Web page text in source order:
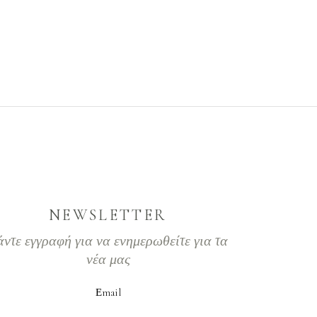
NEWSLETTER
εγγραφή για να ενημερωθείτε για τα
νέα μας
Εmail